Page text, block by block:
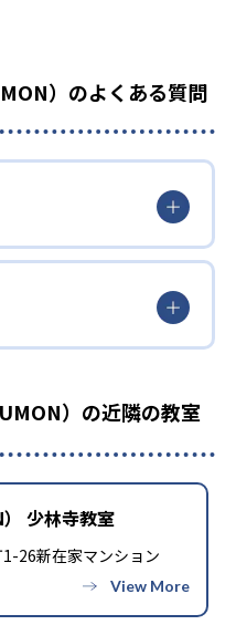
）のよくある質問
）の近隣の教室
少林寺教室
26新在家マンション